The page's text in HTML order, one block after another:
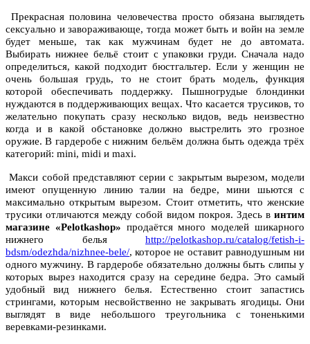
Прекрасная половина человечества просто обязана выглядеть
сексуально и завораживающе, тогда может быть и войн на земле
будет меньше, так как мужчинам будет не до автомата.
Выбирать нижнее бельё стоит с упаковки груди. Сначала надо
определиться, какой подходит бюстгальтер. Если у женщин не
очень большая грудь, то не стоит брать модель, функция
которой обеспечивать поддержку. Пышногрудые блондинки
нуждаются в поддерживающих вещах. Что касается трусиков, то
желательно покупать сразу несколько видов, ведь неизвестно
когда и в какой обстановке должно выстрелить это грозное
оружие. В гардеробе с нижним бельём должна быть одежда трёх
категорий: mini, midi и maxi.
Макси собой представляют серии с закрытым вырезом, модели
имеют опущенную линию талии на бедре, мини шьются с
максимально открытым вырезом. Стоит отметить, что женские
трусики отличаются между собой видом покроя. Здесь в интим
магазине «Pelotkashop» продаётся много моделей шикарного
нижнего белья http://pelotkashop.ru/catalog/fetish-i-
bdsm/odezhda/nizhnee-bele/, которое не оставит равнодушным ни
одного мужчину. В гардеробе обязательно должны быть слипы у
которых вырез находится сразу на середине бедра. Это самый
удобный вид нижнего белья. Естественно стоит запастись
стрингами, которым несвойственно не закрывать ягодицы. Они
выглядят в виде небольшого треугольника с тоненькими
веревками-резинками.